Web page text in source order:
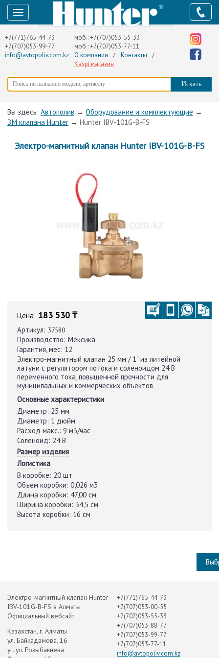
+7(771)765-44-73
+7(707)053-99-77
info@avtopoliv.com.kz
моб.:+7(707)053-55-33
моб.:+7(707)053-77-11
О компании / Контакты /
Kaspi магазин
Вы здесь: Автополив → Оборудование и комплектующие →
ЭМ клапана Hunter → Hunter IBV-101G-B-FS
Электро-магнитный клапан Hunter IBV-101G-B-FS
Цена: 183 530 ₸
Артикул: 37580
Производство: Мексика
Гарантия, мес: 12
Электро-магнитный клапан 25 мм / 1" из литейной
латуни с регулятором потока и соленоидом 24 В
переменного тока, повышенной прочности для
муниципальных и коммерческих объектов
Основные характеристики
Диаметр: 25 мм
Диаметр: 1 дюйм
Расход макс.: 9 м3/час
Соленоид: 24 В
Размер изделия
Логистика
В коробке: 20 шт
Объем коробки: 0,026 м3
Длина коробки: 47,00 см
Ширина коробки: 34,5 см
Высота коробки: 16 см
Электро-магнитный клапан Hunter
IBV-101G-B-FS в Алматы
Официальный вебсайт.
Казахстан, г. Алматы
ул. Байкадамова, 16
уг. ул. Розыбакиева
+7(771)765-44-73
+7(707)053-00-55
+7(707)053-55-33
+7(707)053-88-77
+7(707)053-99-77
+7(707)053-77-11
info@avtopoliv.com.kz